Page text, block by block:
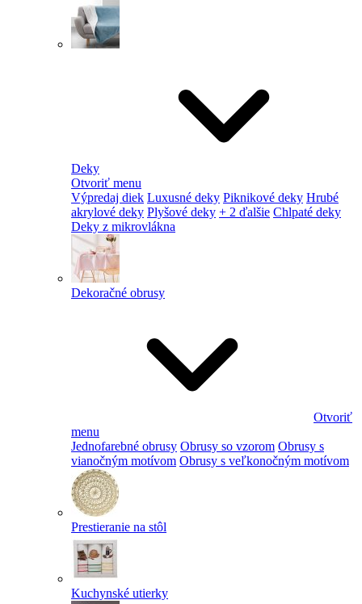
Deky
Otvoriť menu
Výpredaj diek Luxusné deky Piknikové deky Hrubé
akrylové deky Plyšové deky + 2 ďalšie Chlpaté deky
Deky z mikrovlákna
Dekoračné obrusy
Otvoriť
menu
Jednofarebné obrusy Obrusy so vzorom Obrusy s
vianočným motívom Obrusy s veľkonočným motívom
Prestieranie na stôl
Kuchynské utierky